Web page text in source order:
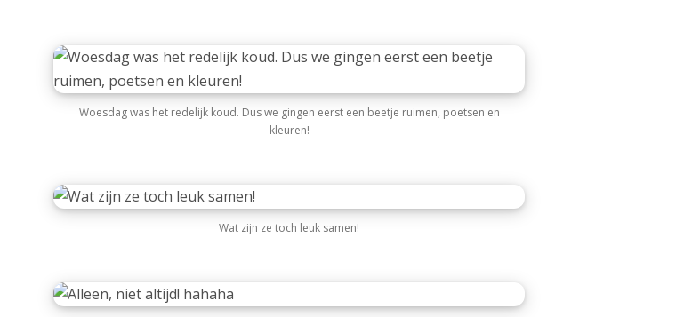
Woesdag was het redelijk koud. Dus we gingen eerst een beetje ruimen, poetsen en
kleuren!
Wat zijn ze toch leuk samen!